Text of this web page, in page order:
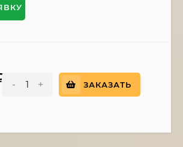
- + ЗАКАЗАТЬ